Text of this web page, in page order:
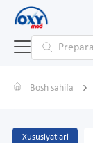
Bosh sahifa
Xususiyatlari